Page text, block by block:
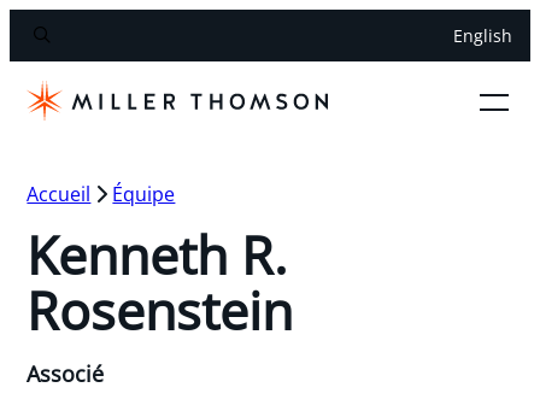
English
Accueil Équipe
Kenneth R.
Rosenstein
Associé